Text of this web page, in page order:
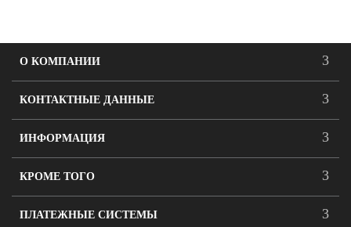
О КОМПАНИИ
КОНТАКТНЫЕ ДАННЫЕ
ИНФОРМАЦИЯ
КРОМЕ ТОГО
ПЛАТЕЖНЫЕ СИСТЕМЫ